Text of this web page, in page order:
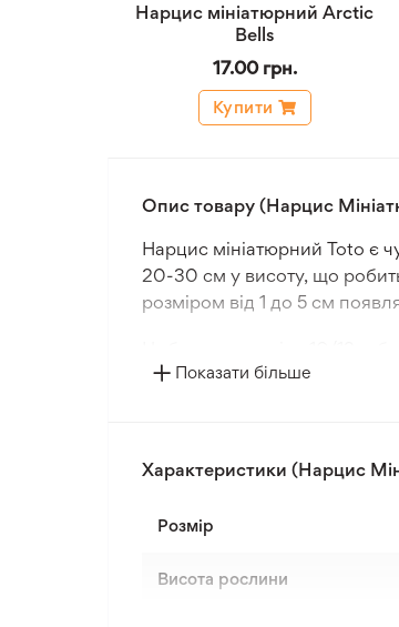
Нарцис мініатюрний Arctic
Bells
17.00 грн.
Купити
Опис товару (Нарцис
Нарцис мініатюрний Toto є
20-30 см у висоту, що
розміром від 1 до 5 см
умови. Відстань посадки
багатьох садівників.
Показати більше
Характеристики (Нарцис
Розмір
Висота рослини